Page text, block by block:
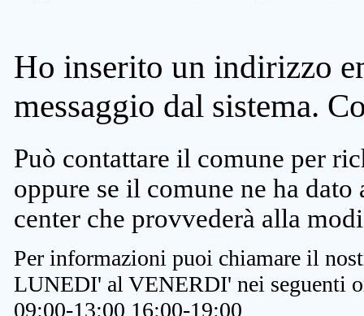
Ho inserito un indirizzo
messaggio dal sistema.
Può contattare il comune per
oppure se il comune ne ha
center che provvederà alla
Per informazioni puoi chiamare il
LUNEDI' al VENERDI' nei seguenti
09:00-13:00 16:00-19:00